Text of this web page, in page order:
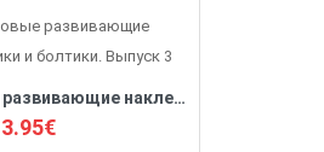
Многоразовые развивающие наклейки. Винтики и болтики. Выпуск 3
3.95€